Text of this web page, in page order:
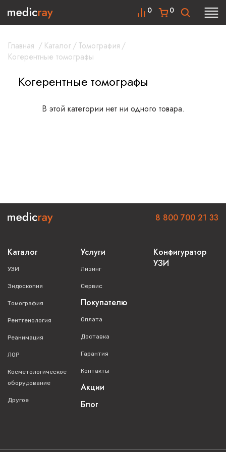
0
0
Главная / Каталог/Томография /
Когерентные томографы
Когерентные томографы
В этой категории нет ни одного товара.
Каталог
УЗИ
Эндоскопия
Томография
Рентгенология
Реанимация
ЛОР
Косметологическое
оборудование
Другое
Услуги
Лизинг
Сервис
Покупателю
Оплата
Доставка
Гарантия
Контакты
Акции
Блог
Конфигуратор
УЗИ
8 800 700 21 33